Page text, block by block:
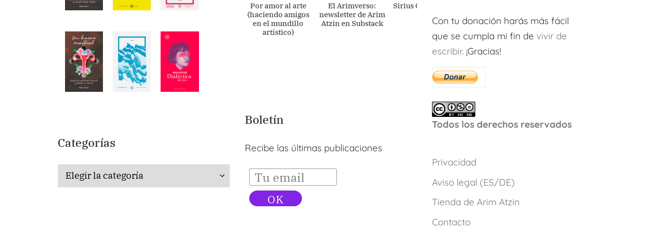
Categorías
Categorías
Por amor al arte
(haciendo amigos
en el mundillo
artístico)
El Arimverso:
newsletter de Arim
Atzin en Substack
Sirius Ometecuhtli
Woman Period
Tracker and
Menstrual Cycle
Calendar |
Your Period for 2
Years | Arim Atzin
destruye según se
transforme.
Crónica de unas
Boletín
Recibe las últimas publicaciones
Con tu donación harás más fácil
que se cumpla mi fin de vivir de
escribir. ¡Gracias!
Todos los derechos reservados
Privacidad
Aviso legal (ES/DE)
Tienda de Arim Atzin
Contacto